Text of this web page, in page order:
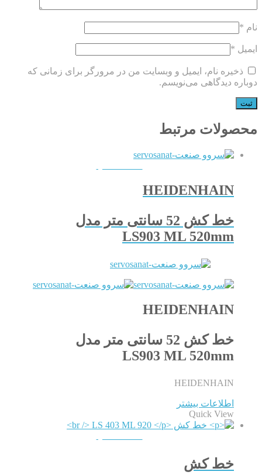
نام *
ایمیل *
ذخیره نام، ایمیل و وبسایت من در مرورگر برای زمانی که
دوباره دیدگاهی می‌نویسم.
محصولات مرتبط
HEIDENHAIN
خط کش 52 سانتی متر مدل
LS903 ML 520mm
HEIDENHAIN
خط کش 52 سانتی متر مدل
LS903 ML 520mm
HEIDENHAIN
اطلاعات بیشتر
Quick View
خط کش